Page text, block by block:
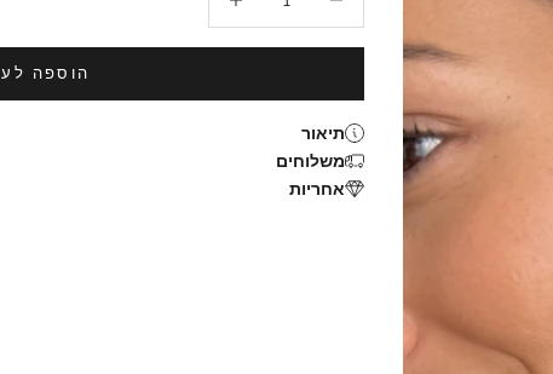
הוספה
תיאור
משלוחים
אחריות